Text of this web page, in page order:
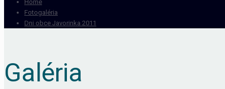
Home
Fotogaléria
Dni obce Javorinka 2011
Galéria